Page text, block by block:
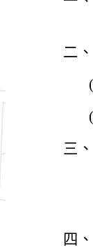
二、
三、
四、